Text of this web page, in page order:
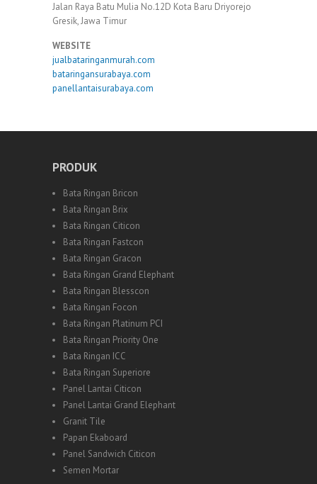
Jalan Raya Batu Mulia No.12D Kota Baru Driyorejo
Gresik, Jawa Timur
WEBSITE
jualbataringanmurah.com
bataringansurabaya.com
panellantaisurabaya.com
PRODUK
Bata Ringan Bricon
Bata Ringan Brix
Bata Ringan Citicon
Bata Ringan Fastcon
Bata Ringan Gracon
Bata Ringan Grand Elephant
Bata Ringan Blesscon
Bata Ringan Focon
Bata Ringan Platinum PCI
Bata Ringan Priority One
Bata Ringan ICC
Bata Ringan Superiore
Panel Lantai Citicon
Panel Lantai Grand Elephant
Granit Tile
Papan Ekaboard
Panel Sandwich Citicon
Semen Mortar